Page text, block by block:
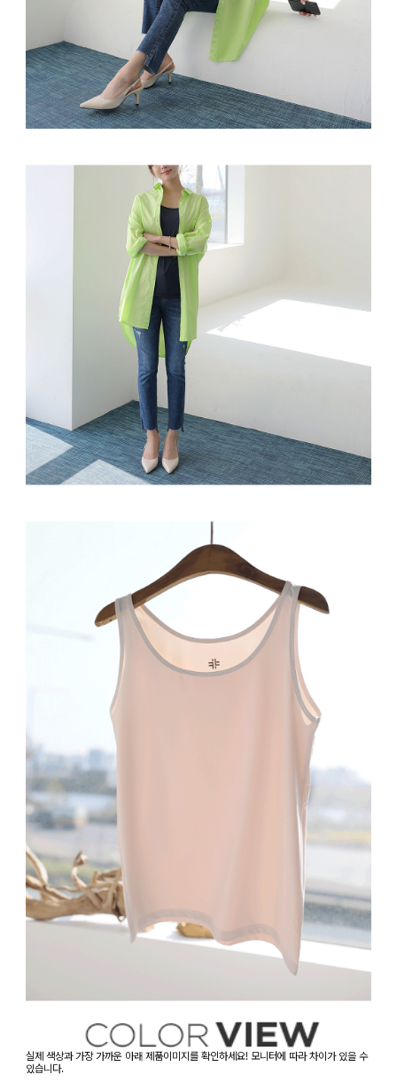
실제 색상과 가장 가까운 아래 제품이미지를 확인하세요! 모니터에 따라 차이가 있을 수
있습니다.